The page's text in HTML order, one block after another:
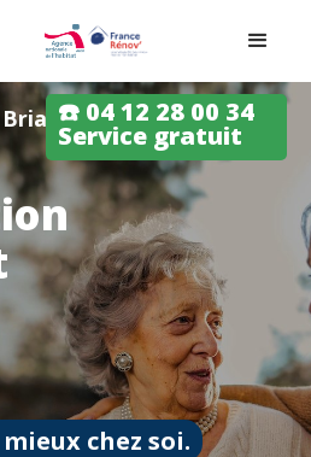
☎️ 04 12 28 00 34
Service gratuit
chez soi.